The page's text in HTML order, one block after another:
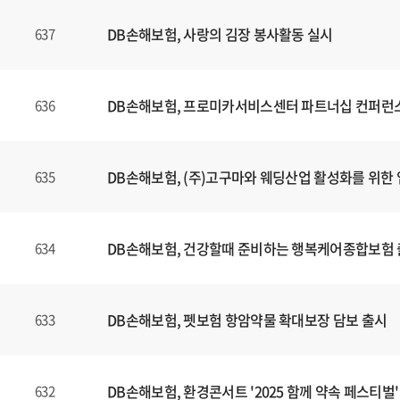
637 DB손해보험, 사랑의 김장 봉사활동 실시
636 DB손해보험, 프로미카서비스센터 파트너십 컨퍼런
635 DB손해보험, (주)고구마와 웨딩산업 활성화를 위
634 DB손해보험, 건강할때 준비하는 행복케어종합보험
633 DB손해보험, 펫보험 항암약물 확대보장 담보 출시
632 DB손해보험, 환경콘서트 '2025 함께 약속 페스티벌